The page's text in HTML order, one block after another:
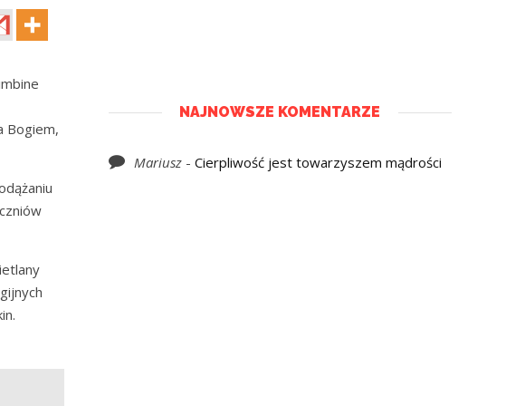
Bogiem,
NAJNOWSZE KOMENTARZE
Mariusz- Cierpliwość jest towarzyszem mądrości